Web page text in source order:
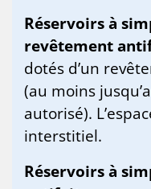
Réservoirs à
revêtement
dotés d’un
(au moins
autorisé).
interstitiel.
Réservoirs à